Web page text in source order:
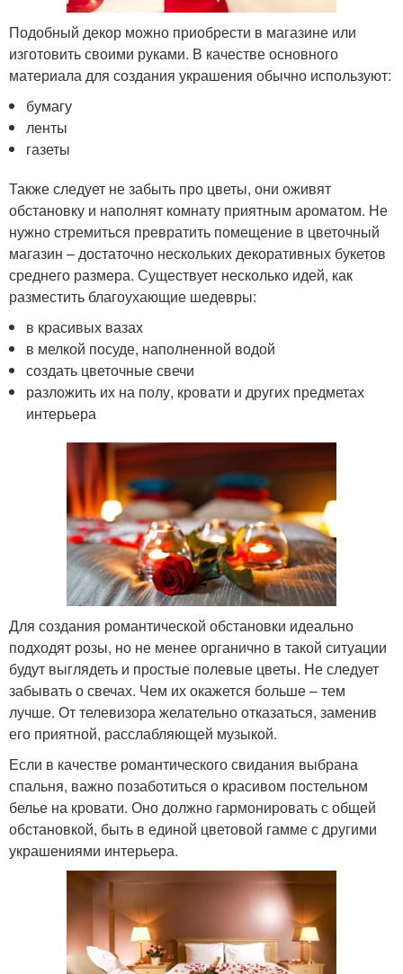
Подобный декор можно приобрести в магазине или
изготовить своими руками. В качестве основного
материала для создания украшения обычно используют:
бумагу
ленты
газеты
Также следует не забыть про цветы, они оживят
обстановку и наполнят комнату приятным ароматом. Не
нужно стремиться превратить помещение в цветочный
магазин – достаточно нескольких декоративных букетов
среднего размера. Существует несколько идей, как
разместить благоухающие шедевры:
в красивых вазах
в мелкой посуде, наполненной водой
создать цветочные свечи
разложить их на полу, кровати и других предметах
интерьера
Для создания романтической обстановки идеально
подходят розы, но не менее органично в такой ситуации
будут выглядеть и простые полевые цветы. Не следует
забывать о свечах. Чем их окажется больше – тем
лучше. От телевизора желательно отказаться, заменив
его приятной, расслабляющей музыкой.
Если в качестве романтического свидания выбрана
спальня, важно позаботиться о красивом постельном
белье на кровати. Оно должно гармонировать с общей
обстановкой, быть в единой цветовой гамме с другими
украшениями интерьера.